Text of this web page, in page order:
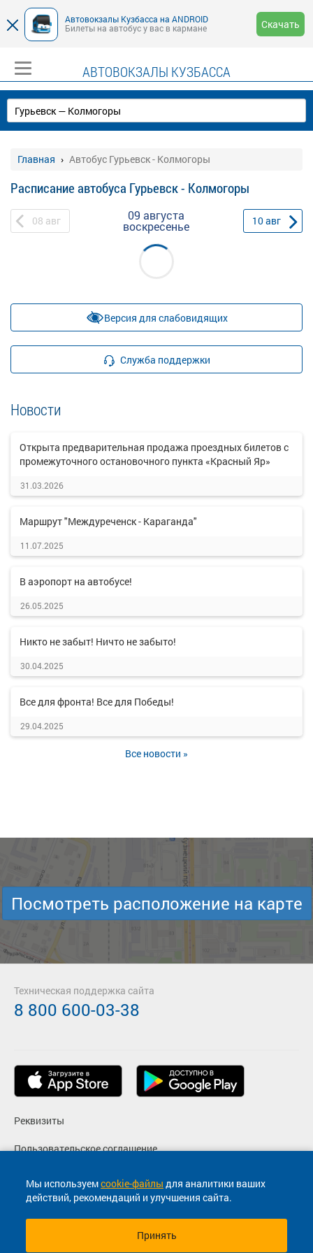
Автовокзалы Кузбасса на ANDROID
Билеты на автобус у вас в кармане
Скачать
АВТОВОКЗАЛЫ КУЗБАССА
Главная Автобус Гурьевск - Колмогоры
Расписание автобуса Гурьевск - Колмогоры
08 авг 09 августа
воскресенье 10авг
Версия для слабовидящих
Служба поддержки
Новости
Открыта предварительная продажа проездных билетов с
промежуточного остановочного пункта «Красный Яр»
31.03.2026
Маршрут "Междуреченск - Караганда"
11.07.2025
В аэропорт на автобусе!
26.05.2025
Никто не забыт! Ничто не забыто!
30.04.2025
Все для фронта! Все для Победы!
29.04.2025
Все новости »
Мы используемcookie-файлы для аналитики ваших
действий, рекомендаций и улучшения сайта.
Принять
Посмотреть расположение на карте
Реквизиты
Пользовательское соглашение
Политика конфиденциальности
Согласие на маркетинговые сообщения
Техническая поддержка сайта
8 800 600-03-38
© 2013-2026, ООО "Капитал"- Онлайн сервис продажи